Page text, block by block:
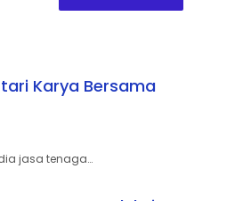
Karya Bersama
jasa tenaga…